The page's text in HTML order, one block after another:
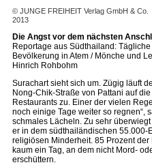
© JUNGE FREIHEIT Verlag GmbH & Co.
2013
Die Angst vor dem nächsten
Reportage aus Südthailand:
Bevölkerung in Atem / Mönche und
Hinrich Rohbohm
Surachart sieht sich um. Zügig läuft
Nong-Chik-Straße von Pattani auf
Restaurants zu. Einer der vielen
noch einige Tage weiter so regnen“,
schmales Lächeln. Zu sehr
er in dem südthailändischen 55.000-
religiösen Minderheit. 85 Prozent
kaum ein Tag, an dem nicht Mord-
erschüttern.